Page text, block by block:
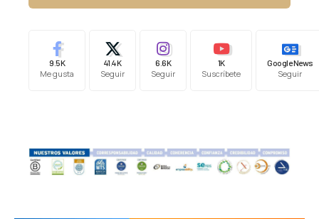
9.5K
Me gusta
41.4K
Seguir
6.6K
Seguir
1K
Suscríbete
Google News
Seguir